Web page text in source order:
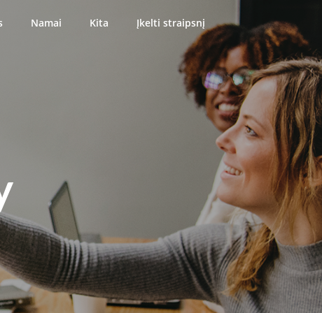
Namai Kita Įkelti straipsnį